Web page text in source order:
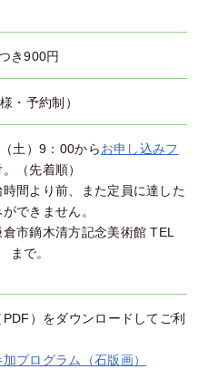
き900円
・予約制）
土）9：00からお申し込みフ
（先着順）
間より前、また定員に達した
できません。
市鏑木清方記念美術館 TEL
で。
）をダウンロードしてご利
プログラム（石版画）